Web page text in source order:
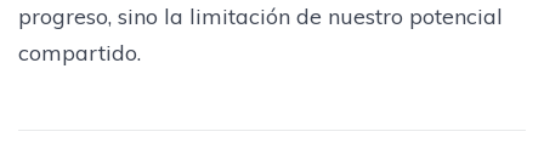
progreso, sino la limitación de nuestro potencial
compartido.